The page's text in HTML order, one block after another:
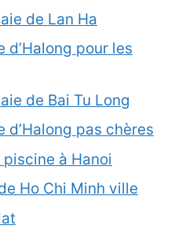
de Lan Ha
d’Halong pour les
de Bai Tu Long
d’Halong pas chères
à Hanoi
Ho Chi Minh ville